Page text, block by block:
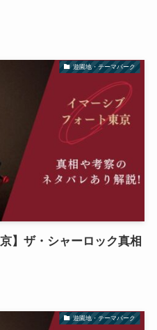
遊園地・テーマパーク
】ザ・シャーロック真相
遊園地・テーマパーク